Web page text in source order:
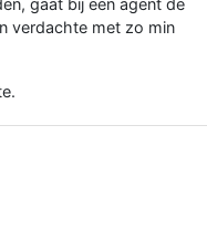
verdachte met zo min